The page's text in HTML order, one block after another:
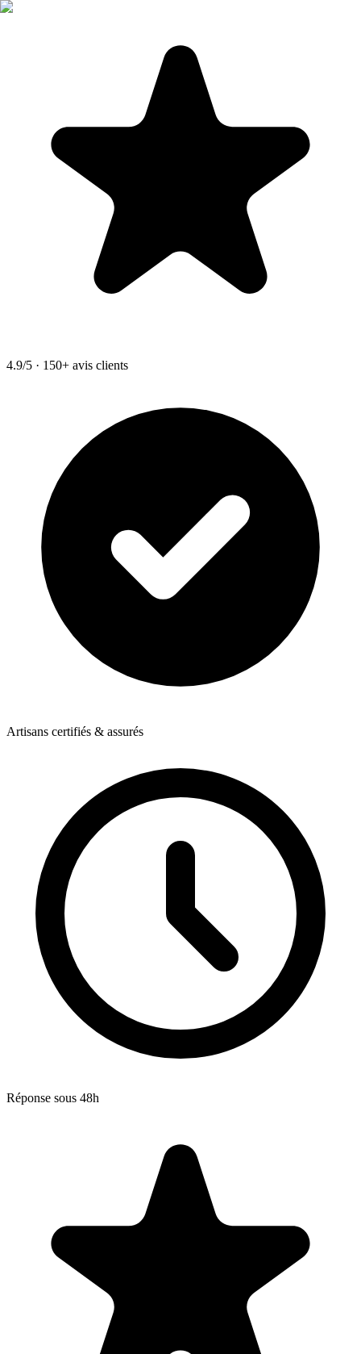
4.9/5 · 150+ avis clients
Artisans certifiés & assurés
Réponse sous 48h